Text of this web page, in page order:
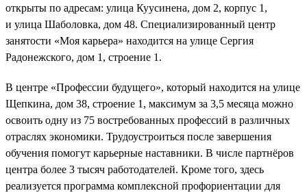
открыты по адресам: улица Куусинена, дом 2, корпус 1,
и улица Шаболовка, дом 48. Специализированный центр
занятости «Моя карьера» находится на улице Сергия
Радонежского, дом 1, строение 1.
В центре «Профессии будущего», который находится на улице
Щепкина, дом 38, строение 1, максимум за 3,5 месяца можно
освоить одну из 75 востребованных профессий в различных
отраслях экономики. Трудоустроиться после завершения
обучения помогут карьерные наставники. В числе партнёров
центра более 3 тысяч работодателей. Кроме того, здесь
реализуется программа комплексной профориентации для